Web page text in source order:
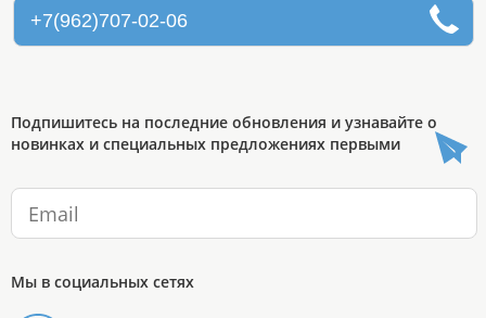
+7(962)707-02-06
Подпишитесь на последние обновления и узнавайте о
новинках и специальных предложениях первыми
Мы в социальных сетях